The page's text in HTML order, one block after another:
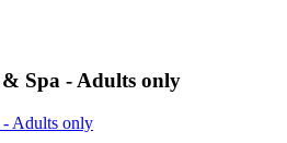
Spa - Adults only
- Adults only